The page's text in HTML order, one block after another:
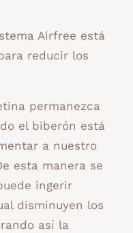
Airfree está
reducir los
permanezca
el biberón está
a nuestro
esta manera se
ingerir
disminuyen los
así la